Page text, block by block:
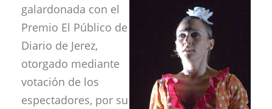
galardonada con el
Premio El Público de
Diario de Jerez,
otorgado mediante
votación de los
espectadores, por su